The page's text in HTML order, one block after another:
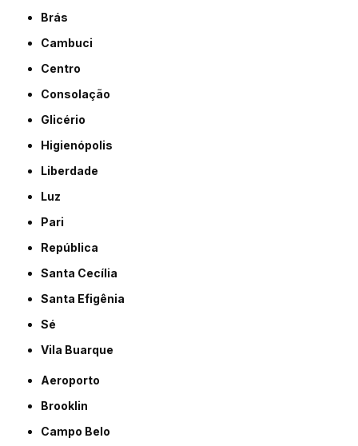
Brás
Cambuci
Centro
Consolação
Glicério
Higienópolis
Liberdade
Luz
Pari
República
Santa Cecília
Santa Efigênia
Sé
Vila Buarque
Aeroporto
Brooklin
Campo Belo